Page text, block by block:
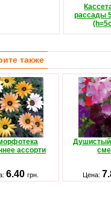
рассады
также
ассорти
Душистый
6.40грн. Цена: